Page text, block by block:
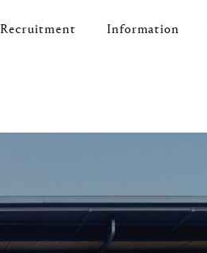
Recruitment Information